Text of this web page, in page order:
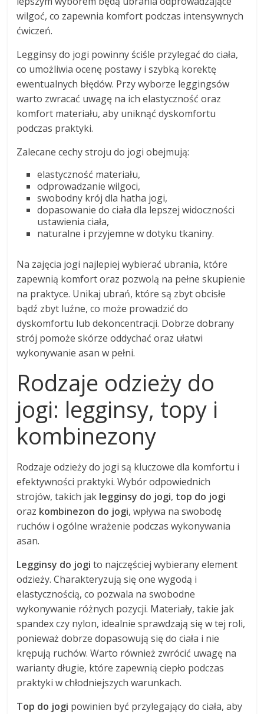
wilgoć, co zapewnia komfort podczas intensywnych
ćwiczeń.
Legginsy do jogi powinny ściśle przylegać do ciała,
co umożliwia ocenę postawy i szybką korektę
ewentualnych błędów. Przy wyborze leggingsów
warto zwracać uwagę na ich elastyczność oraz
komfort materiału, aby uniknąć dyskomfortu
podczas praktyki.
Zalecane cechy stroju do jogi obejmują:
elastyczność materiału,
odprowadzanie wilgoci,
swobodny krój dla hatha jogi,
dopasowanie do ciała dla lepszej widoczności
ustawienia ciała,
naturalne i przyjemne w dotyku tkaniny.
Na zajęcia jogi najlepiej wybierać ubrania, które
zapewnią komfort oraz pozwolą na pełne skupienie
na praktyce. Unikaj ubrań, które są zbyt obcisłe
bądź zbyt luźne, co może prowadzić do
dyskomfortu lub dekoncentracji. Dobrze dobrany
strój pomoże skórze oddychać oraz ułatwi
wykonywanie asan w pełni.
Rodzaje odzieży do
jogi: legginsy, topy i
kombinezony
Rodzaje odzieży do jogi są kluczowe dla komfortu i
efektywności praktyki. Wybór odpowiednich
strojów, takich jak legginsy do jogi, top do jogi
oraz kombinezon do jogi, wpływa na swobodę
ruchów i ogólne wrażenie podczas wykonywania
asan.
Legginsy do jogi to najczęściej wybierany element
odzieży. Charakteryzują się one wygodą i
elastycznością, co pozwala na swobodne
wykonywanie różnych pozycji. Materiały, takie jak
spandex czy nylon, idealnie sprawdzają się w tej roli,
ponieważ dobrze dopasowują się do ciała i nie
krępują ruchów. Warto również zwrócić uwagę na
warianty długie, które zapewnią ciepło podczas
praktyki w chłodniejszych warunkach.
Top do jogi powinien być przylegający do ciała, aby